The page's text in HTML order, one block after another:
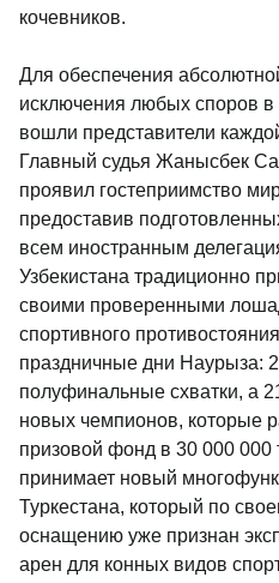
кочевников.
Для обеспечения
исключения любых споров в
вошли представители
Главный судья Жанысбек
проявил гостеприимство
предоставив
всем иностранным
Узбекистана традиционно
своими проверенными
спортивного
праздничные дни Наурыза:
полуфинальные схватки, а
новых чемпионов, которые
призовой фонд в 30 000 000
принимает новый
Туркестана, который по
оснащению уже признан
арен для конных видов